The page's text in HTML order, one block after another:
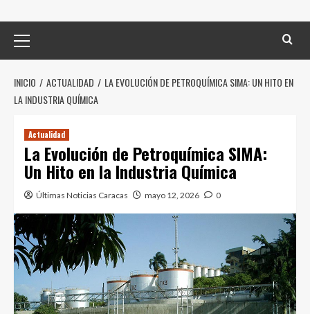
principal
INICIO ACTUALIDAD
LA EVOLUCIÓN DE PETROQUÍMICA SIMA: UN HITO EN
LA INDUSTRIA QUÍMICA
Actualidad
La Evolución de Petroquímica SIMA:
Un Hito en la Industria Química
Últimas Noticias Caracas mayo 12, 2026 0